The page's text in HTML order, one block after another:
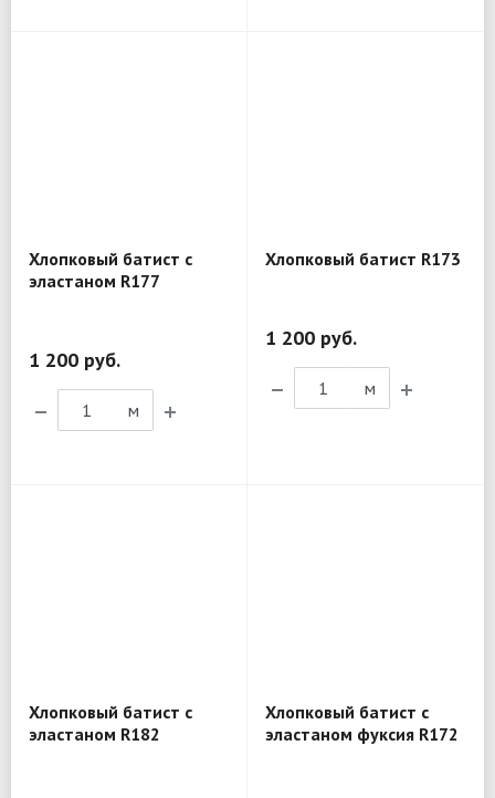
Хлопковый батист с
эластаном R177
1 200 руб.
м
Хлопковый батист R173
1 200 руб.
м
Хлопковый батист с
эластаном R182
Хлопковый батист с
эластаном фуксия R172